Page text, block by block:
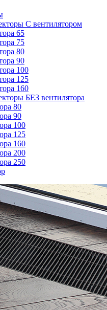
С вентилятором
65
75
80
90
100
125
160
БЕЗ вентилятора
80
90
100
125
160
200
250